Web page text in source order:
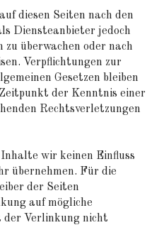
diesen Seiten nach den
Diensteanbieter jedoch
überwachen oder nach
Verpflichtungen zur
Gesetzen bleiben
der Kenntnis einer
Rechtsverletzungen
wir keinen Einfluss
übernehmen. Für die
der Seiten
auf mögliche
der Verlinkung nicht